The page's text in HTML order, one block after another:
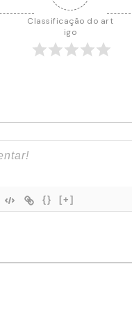
Classificação do art
igo
{} [+]